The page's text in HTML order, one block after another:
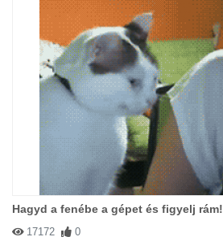
Hagyd a fenébe a gépet és figyelj rám!
17172 0